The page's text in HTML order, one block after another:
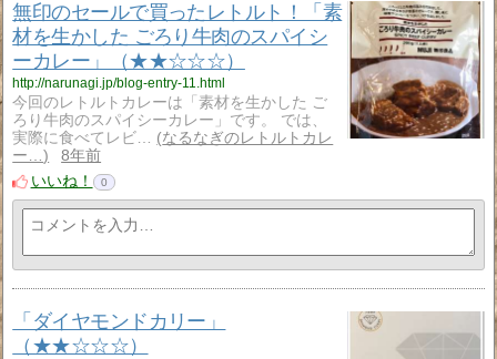
無印のセールで買ったレトルト！「素
材を生かした ごろり牛肉のスパイシ
ーカレー」（★★☆☆☆）
http://narunagi.jp/blog-entry-11.html
今回のレトルトカレーは「素材を生かした ご
ろり牛肉のスパイシーカレー」です。 では、
実際に食べてレビ…
なるなぎのレトルトカレ
ー…
8年前
いいね！
0
「ダイヤモンドカリー」
（★★☆☆☆）